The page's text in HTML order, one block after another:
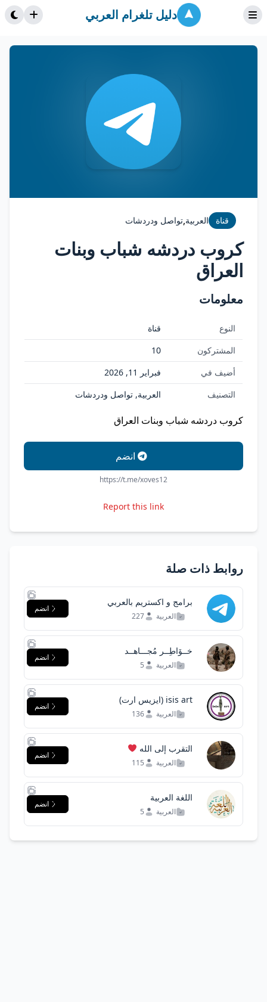
دليل تلغرام العربي
قناة العربية,تواصل ودردشات
كروب دردشه شباب وبنات
العراق
معلومات
النوع
قناة
المشتركون
10
أضيف في
فبراير 11, 2026
التصنيف
العربية, تواصل ودردشات
كروب دردشه شباب وبنات العراق
انضم
https://t.me/xoves12
Report this link
روابط ذات صلة
برامج و اكستريم بالعربي
العربية 227
انضم
خــۆاطِــر مُجـــاهــد
العربية 5
انضم
isis art (ايزيس ارت)
العربية 136
انضم
التقرب إلى الله
العربية 115
انضم
اللغة العربية
العربية 5
انضم